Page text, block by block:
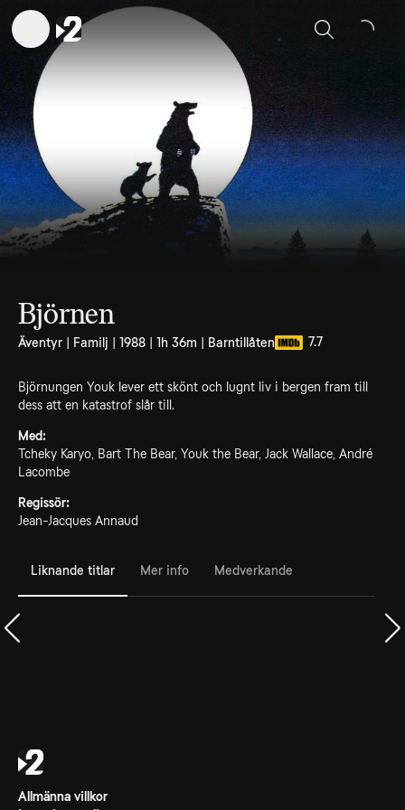
Sök
Björnen
Äventyr | Familj | 1988 | 1h 36m | Barntillåten 7.7
Björnungen Youk lever ett skönt och lugnt liv i bergen fram till
dess att en katastrof slår till.
Med:
Tcheky Karyo, Bart The Bear, Youk the Bear, Jack Wallace, André
Lacombe
Regissör:
Jean-Jacques Annaud
Liknande titlar Mer info Medverkande
Allmänna villkor